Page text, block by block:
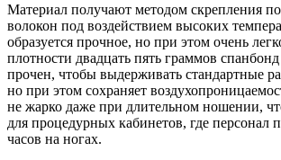
Материал получают методом скрепления
волокон под воздействием высоких
образуется прочное, но при этом очень
плотности двадцать пять граммов
прочен, чтобы выдерживать стандартные
но при этом сохраняет
не жарко даже при длительном ношении,
для процедурных кабинетов, где персонал
часов на ногах.